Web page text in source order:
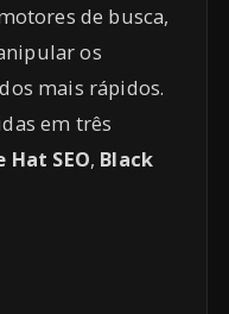
de busca,
os
mais rápidos.
em três
Hat SEO, Black